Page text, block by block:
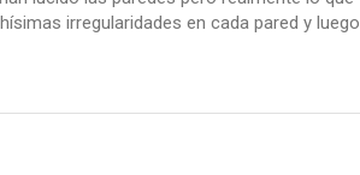
irregularidades en cada pared y luego